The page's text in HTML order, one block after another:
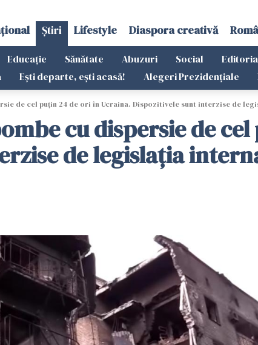
Știri Lifestyle Diaspora creativă
Educație Sănătate Abuzuri Social
Ești departe, ești acasă! Alegeri Prezidențiale
de cel puţin 24 de ori în Ucraina. Dispozitivele sunt interzise de
cu dispersie de
de legislaţia